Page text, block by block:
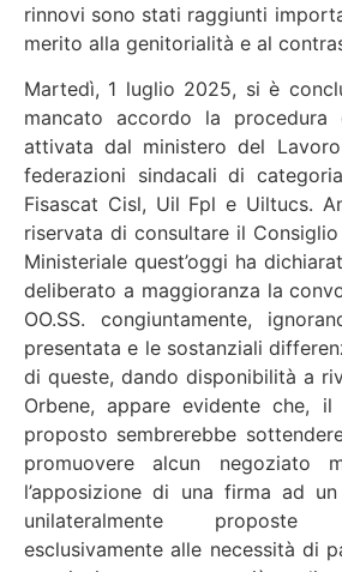
rinnovi sono stati raggiunti
merito alla genitorialità e al
Martedì, 1 luglio 2025, si è
mancato accordo la procedura
attivata dal ministero del
federazioni sindacali di
Fisascat Cisl, Uil Fpl e Uiltucs.
riservata di consultare il
Ministeriale quest’oggi ha
deliberato a maggioranza la
OO.SS. congiuntamente,
presentata e le sostanziali
di queste, dando disponibilità a
Orbene, appare evidente che,
proposto sembrerebbe
promuovere alcun negoziato
l’apposizione di una firma ad
unilateralmente
esclusivamente alle necessità di